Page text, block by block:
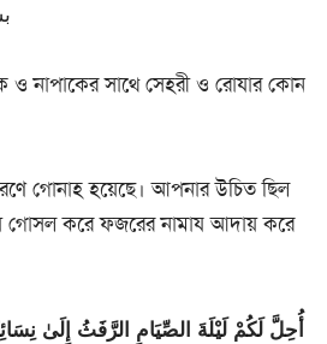
ও নাপাকের সাথে সেহরী ও রোযার কোন
গোনাহ হয়েছে। আপনার উচিত ছিল
গোসল করে ফজরের নামায আদায় করে
أُحِلَّ لَكُمْ لَيْلَةَ الصِّيَامِ الرَّفَثُ إِلَىٰ